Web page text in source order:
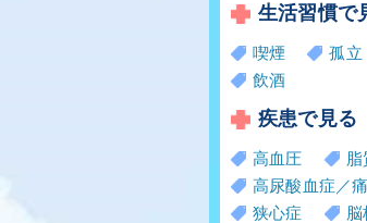
生活習慣で
喫煙 孤立
飲酒
疾患で見る
高血圧 脂
高尿酸血症／
狭心症
脳